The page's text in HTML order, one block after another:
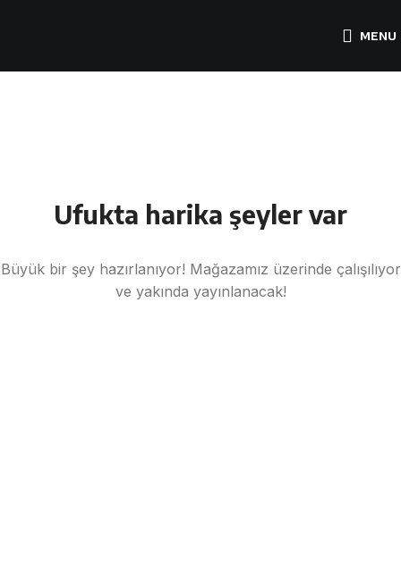
MENU
Ufukta harika şeyler var
Büyük bir şey hazırlanıyor! Mağazamız üzerinde çalışılıyor
ve yakında yayınlanacak!